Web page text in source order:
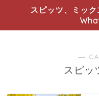
スピッツ、ミッ
―
スピッ